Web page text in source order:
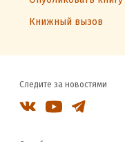
Книжный вызов
Следите за новостями